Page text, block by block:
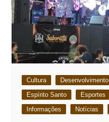
Cultura Desenvolvimento
Espírito Santo
Esportes
Informações
Notícias